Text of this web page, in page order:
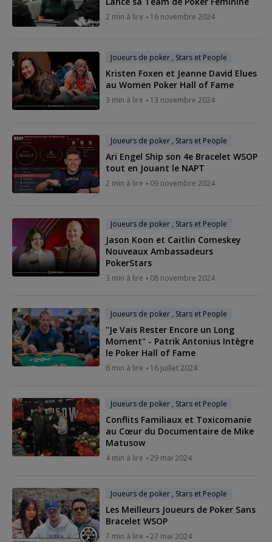
2 min à lire 16 novembre 2024
Joueurs de poker , Stars et People
Kristen Foxen et Jeanne David Elues
au Women Poker Hall of Fame
3 min à lire 13 novembre 2024
Joueurs de poker , Stars et People
Ari Engel Ship son 4e Bracelet WSOP
tout en Jouant le NAPT
2 min à lire 09 novembre 2024
Joueurs de poker , Stars et People
Jason Koon et Caitlin Comeskey
Nouveaux Ambassadeurs
PokerStars
3 min à lire 08 novembre 2024
Joueurs de poker , Stars et People
"Je Vais Rester Encore un Long
Moment" - Patrik Antonius Intègre
le Poker Hall of Fame
6 min à lire 16 juillet 2024
Joueurs de poker , Stars et People
Conflits Familiaux et Toxicomanie
au Cœur du Documentaire de Mike
Matusow
4 min à lire 29 mai 2024
Joueurs de poker , Stars et People
Les Meilleurs Joueurs de Poker Sans
Bracelet WSOP
7 min à lire 27 mai 2024